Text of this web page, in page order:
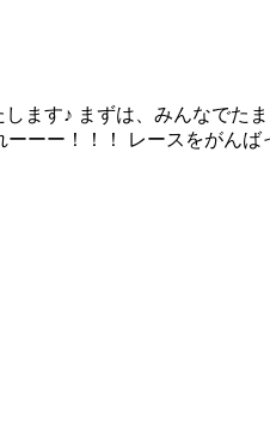
ます♪ まずは、みんなでた
ーー！！！ レースをがんば